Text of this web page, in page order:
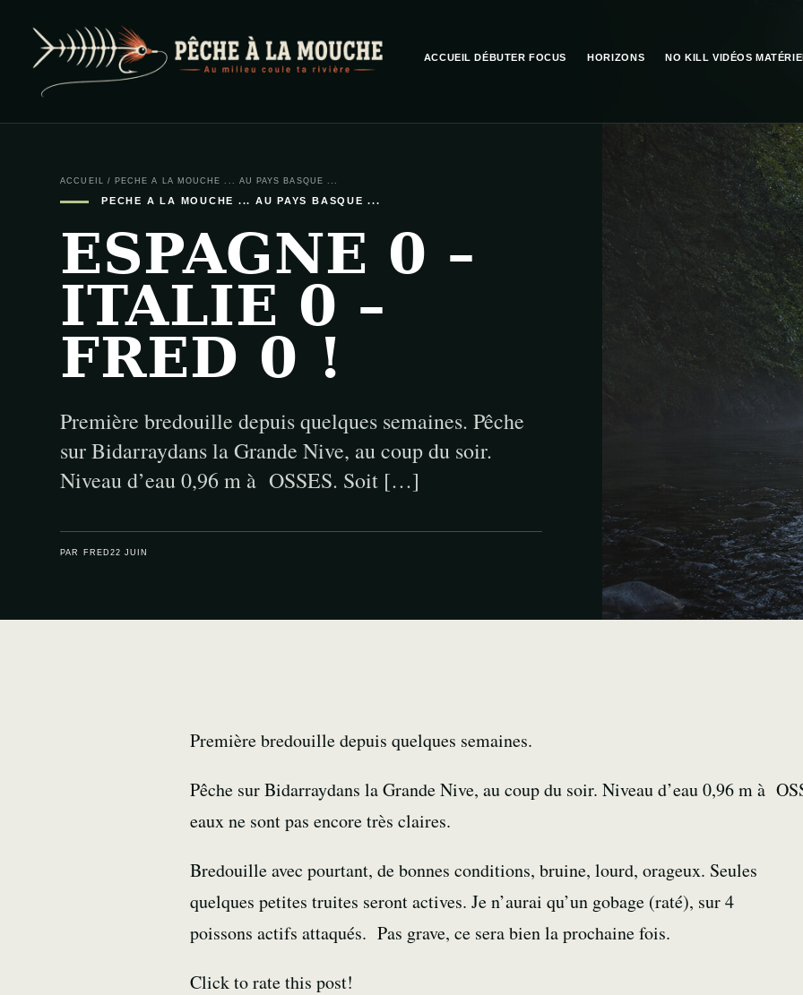
PECHE A LA MOUCHE
ACCUEIL DÉBUTER FOCUS HORIZONS NO KILL VIDÉOS
ACCUEIL / PECHE A LA MOUCHE ... AU PAYS BASQUE ...
PECHE A LA MOUCHE ... AU PAYS BASQUE ...
ESPAGNE 0 –
ITALIE 0 –
FRED 0 !
Première bredouille depuis quelques semaines. Pêche
sur Bidarraydans la Grande Nive, au coup du soir.
Niveau d’eau 0,96 m à OSSES. Soit […]
PAR FRED 22 JUIN
Première bredouille depuis quelques semaines.
Pêche sur Bidarraydans la Grande Nive, au coup du soir. Niveau d’eau 0,96 m à
eaux ne sont pas encore très claires.
Bredouille avec pourtant, de bonnes conditions, bruine, lourd, orageux. Seules
quelques petites truites seront actives. Je n’aurai qu’un gobage (raté), sur 4
poissons actifs attaqués. Pas grave, ce sera bien la prochaine fois.
Click to rate this post!